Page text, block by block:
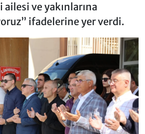
ve yakınlarına
ifadelerine yer verdi.